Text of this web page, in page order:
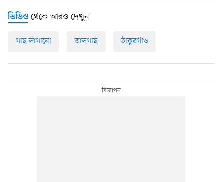
ভিডিও থেকে আরও দেখুন
গাছ লাগানো তালগাছ ঠাকুরগাঁও